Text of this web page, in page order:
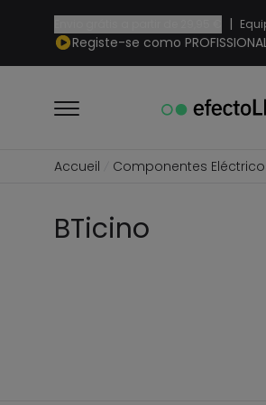
|
Registe-se como
Accueil Componentes
BTicino